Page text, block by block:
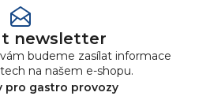
newsletter
budeme zasílat informace
na našem e-shopu.
pro gastro provozy